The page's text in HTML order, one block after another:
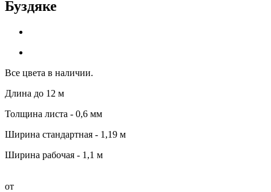
Буздяке
Все цвета в наличии.
Длина до 12 м
Толщина листа - 0,6 мм
Ширина стандартная - 1,19 м
Ширина рабочая - 1,1 м
от